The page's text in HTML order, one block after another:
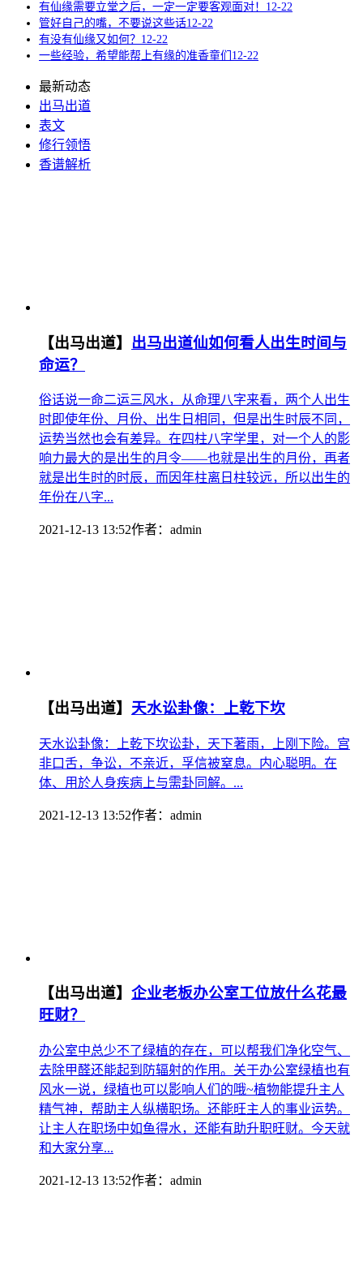
有仙缘需要立堂之后，一定一定要客观面对！ 12-22
管好自己的嘴，不要说这些话12-22
有没有仙缘又如何？ 12-22
一些经验，希望能帮上有缘的准香童们 12-22
最新动态
出马出道
表文
修行领悟
香谱解析
【出马出道】 出马出道仙如何看人出生时间与
命运？
俗话说一命二运三风水，从命理八字来看，两个人出生
时即使年份、月份、出生日相同，但是出生时辰不同，
运势当然也会有差异。在四柱八字学里，对一个人的影
响力最大的是出生的月令——也就是出生的月份，再者
就是出生时的时辰，而因年柱离日柱较远，所以出生的
年份在八字...
2021-12-13 13:52作者： admin
【出马出道】 天水讼卦像：上乾下坎
天水讼卦像：上乾下坎讼卦，天下著雨，上刚下险。宫
非口舌，争讼，不亲近，孚信被窒息。内心聪明。在
体、用於人身疾病上与需卦同解。...
2021-12-13 13:52作者： admin
【出马出道】 企业老板办公室工位放什么花最
旺财？
办公室中总少不了绿植的存在，可以帮我们净化空气、
去除甲醛还能起到防辐射的作用。关于办公室绿植也有
风水一说，绿植也可以影响人们的哦~植物能提升主人
精气神，帮助主人纵横职场。还能旺主人的事业运势。
让主人在职场中如鱼得水，还能有助升职旺财。今天就
和大家分享...
2021-12-13 13:52作者： admin